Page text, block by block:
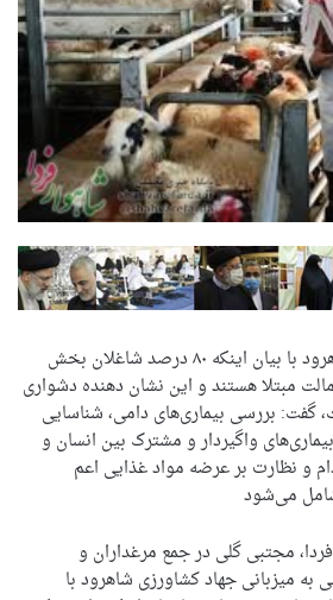
رئیس اداره دامپزشکی شاهرود با بیان اینکه ۸۰ درصد شاغلان بخش
مبتلا هستند و این نشان دهنده دشواری
گفت: بررسی بیماری‌های دامی، شناسایی
واگیردار و مشترک بین انسان و
و نظارت بر عرضه مواد غذایی اعم
می‌شود
مجتبی گلی در جمع مرغداران و
به میزبانی جهاد کشاورزی شاهرود با